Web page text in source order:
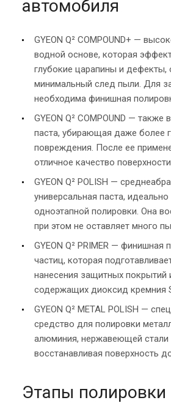
автомобиля
GYEON Q² COMPOUND+ —
водной основе, которая
глубокие царапины и дефекты,
минимальный след пыли. Для
необходима финишная
GYEON Q² COMPOUND —
паста, убирающая даже более
повреждения. После ее
отличное качество
GYEON Q² POLISH —
универсальная паста,
одноэтапной полировки. Она
при этом не оставляет много
GYEON Q² PRIMER — финишная
частиц, которая
нанесения защитных покрытий
содержащих диоксид кремния
GYEON Q² METAL POLISH —
средство для полировки
алюминия, нержавеющей стали
восстанавливая поверхность
Этапы полировки